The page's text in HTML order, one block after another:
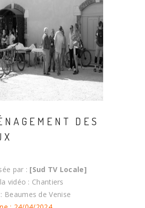
DES
par : [Sud TV Locale]
vidéo : Chantiers
Beaumes de Venise